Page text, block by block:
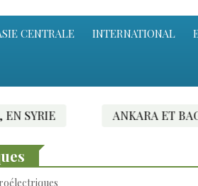
CENTRALE INTERNATIONAL
ANKARA ET BAGDAD